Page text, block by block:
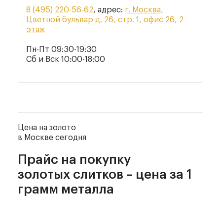
8 (495) 220-56-62, адрес: г. Москва,
Цветной бульвар д. 26, стр. 1, офис 26, 2
этаж
Пн-Пт 09:30-19:30
Сб и Вск 10:00-18:00
Цена на золото
в Москве сегодня
Прайс на покупку
золотых слитков – цена за 1
грамм металла